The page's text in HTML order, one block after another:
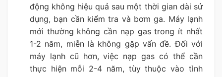
động không hiệu quả sau một thời gian dài sử
dụng, bạn cần kiểm tra và bơm ga. Máy lạnh
mới thường không cần nạp gas trong ít nhất
1-2 năm, miễn là không gặp vấn đề. Đối với
máy lạnh cũ hơn, việc nạp gas có thể cần
thực hiện mỗi 2-4 năm, tùy thuộc vào tình